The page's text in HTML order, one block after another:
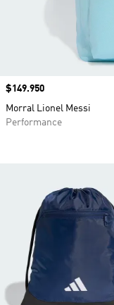
Precio
$149.950
Morral Lionel Messi
Performance